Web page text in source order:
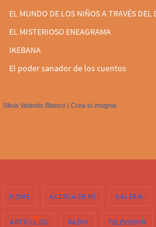
EL MUNDO DE LOS NIÑOS A TRAVÉS DEL
EL MISTERIOSO ENEAGRAMA
IKEBANA
El poder sanador de los cuentos
Silvia Velando Blanco | Crea tu insignia
HOME ACERCA DE MÍ GALERÍA
ARTÍCULOS RADIO TELEVISIÓN